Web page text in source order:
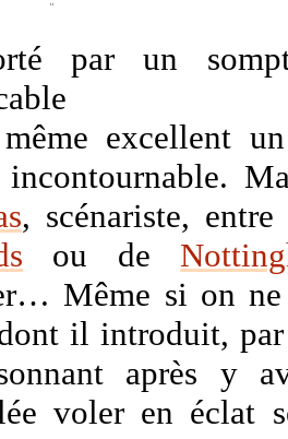
par un
excellent
incontournable.
, scénariste,
ou de
Même si on ne
il introduit, par
après y
voler en éclat